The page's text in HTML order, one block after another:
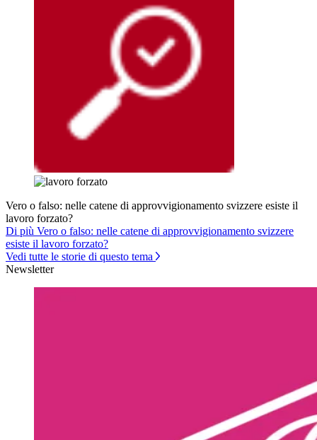
Vero o falso: nelle catene di approvvigionamento svizzere esiste il
lavoro forzato?
Di più Vero o falso: nelle catene di approvvigionamento svizzere
esiste il lavoro forzato?
Vedi tutte le storie di questo tema
Newsletter